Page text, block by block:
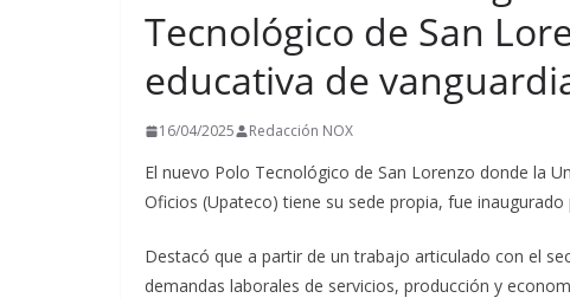
Tecnológico de San
educativa de
16/04/2025 Redacción NOX
El nuevo Polo Tecnológico de San Lorenzo donde la
Oficios (Upateco) tiene su sede propia, fue
Destacó que a partir de un trabajo articulado con el
demandas laborales de servicios, producción y